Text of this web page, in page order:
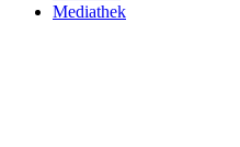
Mediathek